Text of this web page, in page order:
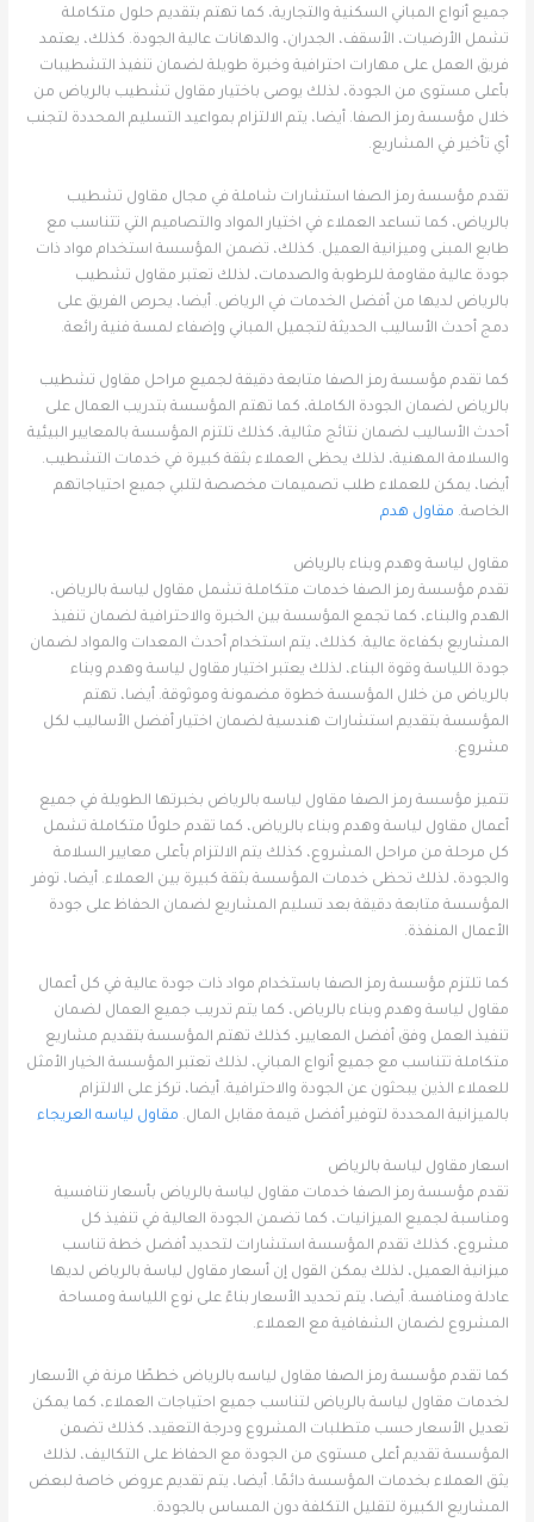
جميع أنواع المباني السكنية والتجارية، كما تهتم بتقديم حلول متكاملة
تشمل الأرضيات، الأسقف، الجدران، والدهانات عالية الجودة. كذلك، يعتمد
فريق العمل على مهارات احترافية وخبرة طويلة لضمان تنفيذ التشطيبات
بأعلى مستوى من الجودة، لذلك يوصى باختيار مقاول تشطيب بالرياض من
خلال مؤسسة رمز الصفا. أيضا، يتم الالتزام بمواعيد التسليم المحددة لتجنب
أي تأخير في المشاريع.
تقدم مؤسسة رمز الصفا استشارات شاملة في مجال مقاول تشطيب
بالرياض، كما تساعد العملاء في اختيار المواد والتصاميم التي تتناسب مع
طابع المبنى وميزانية العميل. كذلك، تضمن المؤسسة استخدام مواد ذات
جودة عالية مقاومة للرطوبة والصدمات، لذلك تعتبر مقاول تشطيب
بالرياض لديها من أفضل الخدمات في الرياض. أيضا، يحرص الفريق على
دمج أحدث الأساليب الحديثة لتجميل المباني وإضفاء لمسة فنية رائعة.
كما تقدم مؤسسة رمز الصفا متابعة دقيقة لجميع مراحل مقاول تشطيب
بالرياض لضمان الجودة الكاملة، كما تهتم المؤسسة بتدريب العمال على
أحدث الأساليب لضمان نتائج مثالية، كذلك تلتزم المؤسسة بالمعايير البيئية
والسلامة المهنية، لذلك يحظى العملاء بثقة كبيرة في خدمات التشطيب.
أيضا، يمكن للعملاء طلب تصميمات مخصصة لتلبي جميع احتياجاتهم
الخاصة. مقاول هدم
مقاول لياسة وهدم وبناء بالرياض
تقدم مؤسسة رمز الصفا خدمات متكاملة تشمل مقاول لياسة بالرياض،
الهدم والبناء، كما تجمع المؤسسة بين الخبرة والاحترافية لضمان تنفيذ
المشاريع بكفاءة عالية. كذلك، يتم استخدام أحدث المعدات والمواد لضمان
جودة اللياسة وقوة البناء، لذلك يعتبر اختيار مقاول لياسة وهدم وبناء
بالرياض من خلال المؤسسة خطوة مضمونة وموثوقة. أيضا، تهتم
المؤسسة بتقديم استشارات هندسية لضمان اختيار أفضل الأساليب لكل
مشروع.
تتميز مؤسسة رمز الصفا مقاول لياسه بالرياض بخبرتها الطويلة في جميع
أعمال مقاول لياسة وهدم وبناء بالرياض، كما تقدم حلولًا متكاملة تشمل
كل مرحلة من مراحل المشروع، كذلك يتم الالتزام بأعلى معايير السلامة
والجودة، لذلك تحظى خدمات المؤسسة بثقة كبيرة بين العملاء. أيضا، توفر
المؤسسة متابعة دقيقة بعد تسليم المشاريع لضمان الحفاظ على جودة
الأعمال المنفذة.
كما تلتزم مؤسسة رمز الصفا باستخدام مواد ذات جودة عالية في كل أعمال
مقاول لياسة وهدم وبناء بالرياض، كما يتم تدريب جميع العمال لضمان
تنفيذ العمل وفق أفضل المعايير، كذلك تهتم المؤسسة بتقديم مشاريع
متكاملة تتناسب مع جميع أنواع المباني، لذلك تعتبر المؤسسة الخيار الأمثل
للعملاء الذين يبحثون عن الجودة والاحترافية. أيضا، تركز على الالتزام
بالميزانية المحددة لتوفير أفضل قيمة مقابل المال. مقاول لياسه العريجاء
اسعار مقاول لياسة بالرياض
تقدم مؤسسة رمز الصفا خدمات مقاول لياسة بالرياض بأسعار تنافسية
ومناسبة لجميع الميزانيات، كما تضمن الجودة العالية في تنفيذ كل
مشروع، كذلك تقدم المؤسسة استشارات لتحديد أفضل خطة تناسب
ميزانية العميل، لذلك يمكن القول إن أسعار مقاول لياسة بالرياض لديها
عادلة ومنافسة. أيضا، يتم تحديد الأسعار بناءً على نوع اللياسة ومساحة
المشروع لضمان الشفافية مع العملاء.
كما تقدم مؤسسة رمز الصفا مقاول لياسه بالرياض خططًا مرنة في الأسعار
لخدمات مقاول لياسة بالرياض لتناسب جميع احتياجات العملاء، كما يمكن
تعديل الأسعار حسب متطلبات المشروع ودرجة التعقيد، كذلك تضمن
المؤسسة تقديم أعلى مستوى من الجودة مع الحفاظ على التكاليف، لذلك
يثق العملاء بخدمات المؤسسة دائمًا. أيضا، يتم تقديم عروض خاصة لبعض
المشاريع الكبيرة لتقليل التكلفة دون المساس بالجودة.